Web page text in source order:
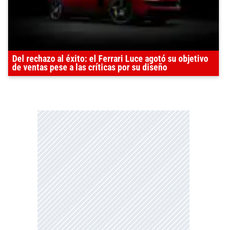
Del rechazo al éxito: el Ferrari Luce agotó su objetivo
de ventas pese a las críticas por su diseño